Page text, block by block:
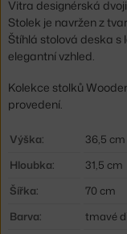
Vitra designérská
Stolek je navržen z
Štíhlá stolová deska s
elegantní vzhled.
Kolekce stolků
provedení.
Výška:
36,5 cm
Hloubka:
31,5 cm
Šířka:
70 cm
Barva:
tmavé